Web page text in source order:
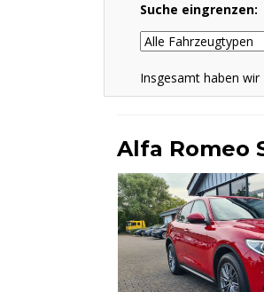
Suche eingrenzen:
Insgesamt haben wir
Alfa Romeo